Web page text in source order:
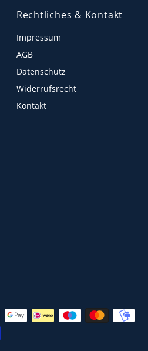
Rechtliches & Kontakt
Impressum
AGB
Datenschutz
Widerrufsrecht
Kontakt